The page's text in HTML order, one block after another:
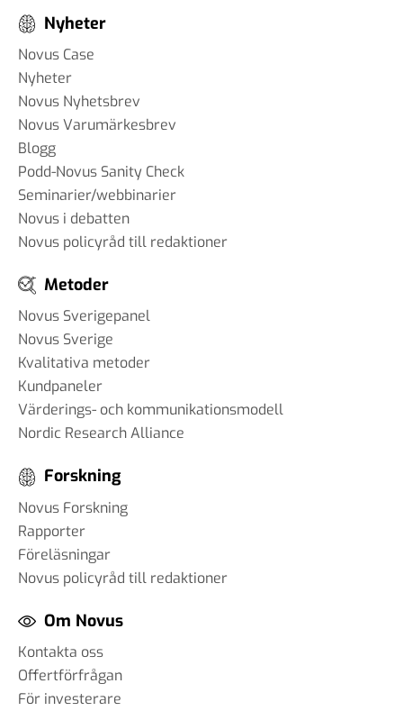
svenskarnas medievanor
30 apr 2025
#92 - Ann-Thérese Enarsson -
aspekter som påverkar
#91 - Robert Kindroth - att
förebygga våldsbejakande
extremism
#90 Martin Svensson - Hur
påverkar AI samhället – och
#89 Günther Mårder -
företagsklimatet i Sverige
28 feb 2025
Nyheter
Novus Case
Nyheter
Novus Nyhetsbrev
Novus Varumärkesbrev
Blogg
Podd-Novus Sanity Check
Seminarier/webbinarier
Novus i debatten
Novus policyråd till redaktioner
Metoder
Novus Sverigepanel
Novus Sverige
Kvalitativa metoder
Kundpaneler
Värderings- och kommunikationsmodell
Nordic Research Alliance
Forskning
Novus Forskning
Rapporter
Föreläsningar
Novus policyråd till redaktioner
Om Novus
Kontakta oss
Offertförfrågan
För investerare